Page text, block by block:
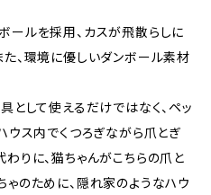
ールを採用、カスが飛散らしに
た、環境に優しいダンボール素材
として使えるだけではなく、ペッ
ウス内でくつろぎながら爪とぎ
りに、猫ちゃんがこちらの爪と
ゃのために、隠れ家のようなハウ